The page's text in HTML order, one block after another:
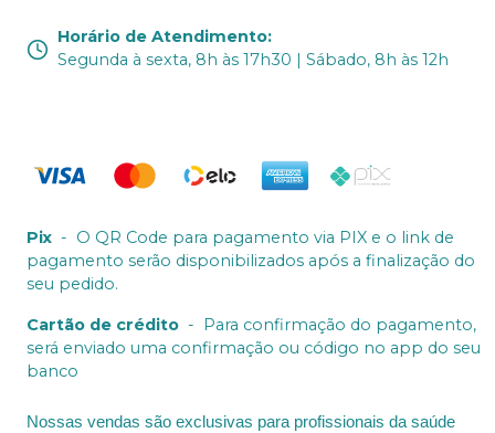
Horário de Atendimento:
Segunda à sexta, 8h às 17h30 | Sábado, 8h às 12h
Pix - O QR Code para pagamento via PIX e o link de
pagamento serão disponibilizados após a finalização do
seu pedido.
Cartão de crédito -
Para confirmação do pagamento,
será enviado uma confirmação ou código no app do seu
banco
Nossas vendas são exclusivas para profissionais da saúde